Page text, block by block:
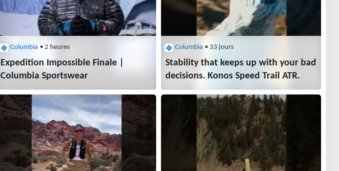
Columbia • 2 heures
Expedition Impossible Finale |
Columbia Sportswear
Columbia • 33 jours
Stability that keeps up with your bad
decisions.​ Konos Speed Trail ATR.